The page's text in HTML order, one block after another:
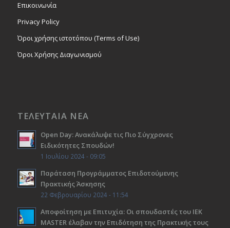
Επικοινωνία
Privacy Policy
Όροι χρήσης ιστοτόπου (Terms of Use)
Όροι Χρήσης Διαγωνισμού
ΤΕΛΕΥΤΑΙΑ ΝΕΑ
Open Day: Ανακάλυψε τις Πιο Σύγχρονες
Ειδικότητες Σπουδών!
1 Ιουλίου 2024 - 09:05
Παράταση Προγράμματος Επιδοτούμενης
Πρακτικής Άσκησης
22 Φεβρουαρίου 2024 - 11:54
Αποφοίτηση με Επιτυχία: Οι σπουδαστές του ΙΕΚ
ΜΑSTER έλαβαν την Επιδότηση της Πρακτικής τους